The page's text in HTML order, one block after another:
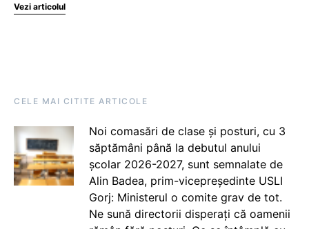
Vezi articolul
CELE MAI CITITE ARTICOLE
Noi comasări de clase și posturi, cu 3
săptămâni până la debutul anului
școlar 2026-2027, sunt semnalate de
Alin Badea, prim-vicepreședinte USLI
Gorj: Ministerul o comite grav de tot.
Ne sună directorii disperați că oamenii